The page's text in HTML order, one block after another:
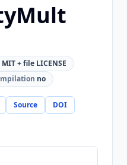
MIT + file LICENSE
no
Source
DOI